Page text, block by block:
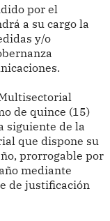
por el
a su cargo la
y/o
de quince (15)
siguiente de la
que dispone su
prorrogable por
mediante
de justificación